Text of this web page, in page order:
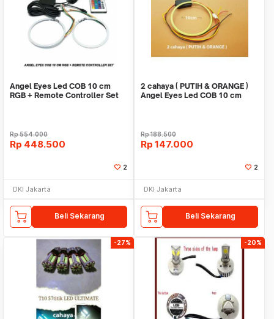
Angel Eyes Led COB 10 cm
RGB + Remote Controller Set
Rp554.000
Rp 448.500
2
DKI Jakarta
Beli Sekarang
2 cahaya ( PUTIH & ORANGE )
Angel Eyes Led COB 10 cm
Rp188.500
Rp 147.000
2
DKI Jakarta
Beli Sekarang
-27% -20%